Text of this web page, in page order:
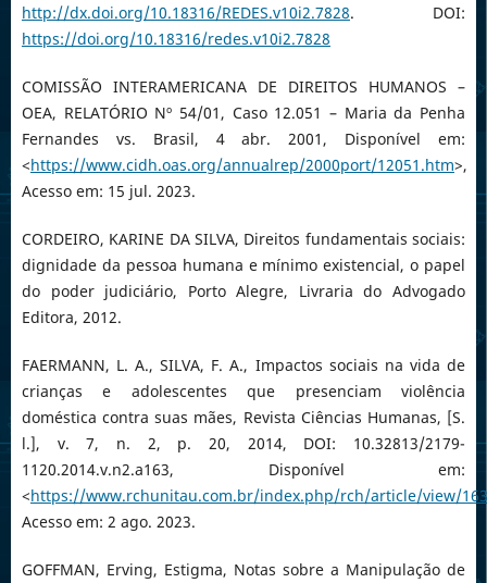
http://dx.doi.org/10.18316/REDES.v10i2.7828. DOI:
https://doi.org/10.18316/redes.v10i2.7828
COMISSÃO INTERAMERICANA DE DIREITOS HUMANOS –
OEA, RELATÓRIO Nº 54/01, Caso 12.051 – Maria da Penha
Fernandes vs. Brasil, 4 abr. 2001, Disponível em:
<https://www.cidh.oas.org/annualrep/2000port/12051.htm>,
Acesso em: 15 jul. 2023.
CORDEIRO, KARINE DA SILVA, Direitos fundamentais sociais:
dignidade da pessoa humana e mínimo existencial, o papel
do poder judiciário, Porto Alegre, Livraria do Advogado
Editora, 2012.
FAERMANN, L. A., SILVA, F. A., Impactos sociais na vida de
crianças e adolescentes que presenciam violência
doméstica contra suas mães, Revista Ciências Humanas, [S.
l.], v. 7, n. 2, p. 20, 2014, DOI: 10.32813/2179-
1120.2014.v.n2.a163, Disponível em:
<https://www.rchunitau.com.br/index.php/rch/article/view/163
Acesso em: 2 ago. 2023.
GOFFMAN, Erving, Estigma, Notas sobre a Manipulação de